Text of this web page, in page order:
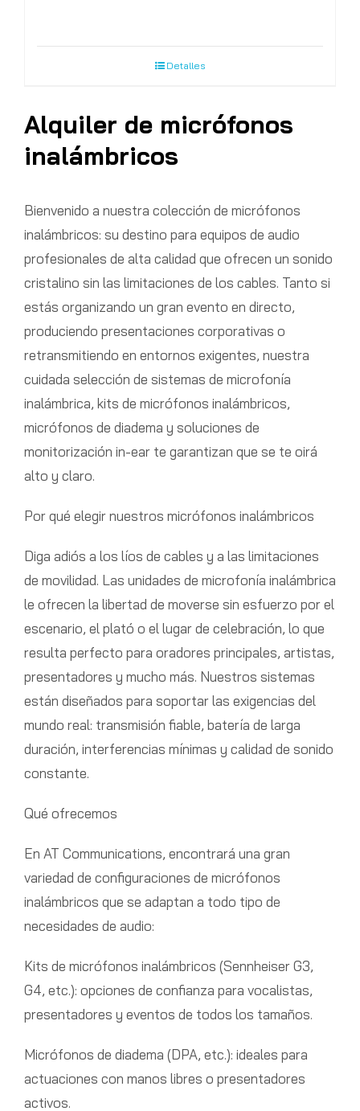
Detalles
Alquiler de micrófonos
inalámbricos
Bienvenido a nuestra colección de micrófonos
inalámbricos: su destino para equipos de audio
profesionales de alta calidad que ofrecen un sonido
cristalino sin las limitaciones de los cables. Tanto si
estás organizando un gran evento en directo,
produciendo presentaciones corporativas o
retransmitiendo en entornos exigentes, nuestra
cuidada selección de sistemas de microfonía
inalámbrica, kits de micrófonos inalámbricos,
micrófonos de diadema y soluciones de
monitorización in-ear te garantizan que se te oirá
alto y claro.
Por qué elegir nuestros micrófonos inalámbricos
Diga adiós a los líos de cables y a las limitaciones
de movilidad. Las unidades de microfonía inalámbrica
le ofrecen la libertad de moverse sin esfuerzo por el
escenario, el plató o el lugar de celebración, lo que
resulta perfecto para oradores principales, artistas,
presentadores y mucho más. Nuestros sistemas
están diseñados para soportar las exigencias del
mundo real: transmisión fiable, batería de larga
duración, interferencias mínimas y calidad de sonido
constante.
Qué ofrecemos
En AT Communications, encontrará una gran
variedad de configuraciones de micrófonos
inalámbricos que se adaptan a todo tipo de
necesidades de audio:
Kits de micrófonos inalámbricos (Sennheiser G3,
G4, etc.): opciones de confianza para vocalistas,
presentadores y eventos de todos los tamaños.
Micrófonos de diadema (DPA, etc.): ideales para
actuaciones con manos libres o presentadores
activos.